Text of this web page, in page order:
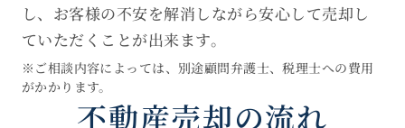
し、お客様の不安を解消しながら安心して売却し
ていただくことが出来ます。
※ご相談内容によっては、別途顧問弁護士、税理士への費用
がかかります。
不動産売却の流れ